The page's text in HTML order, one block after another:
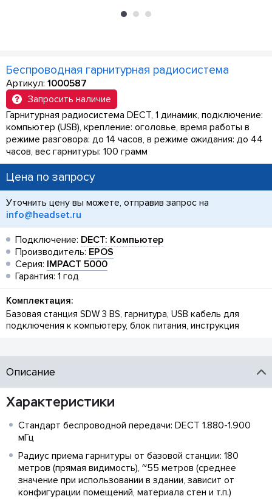
Беспроводная гарнитурная радиосистема
Артикул: 1000587
Запросить наличие
Гарнитурная радиосистема DECT, 1 динамик, подключение:
компьютер (USB), крепление: оголовье, время работы в
режиме разговора: до 14 часов, в режиме ожидания: до 44
часов, вес гарнитуры: 100 грамм
Цена по запросу
Уточнить цену вы можете, отправив запрос на
info@headset.ru
Подключение: DECT: Компьютер
Производитель: EPOS
Серия: IMPACT 5000
Гарантия: 1 год
Комплектация:
Базовая станция SDW 3 BS, гарнитура, USB кабель для
подключения к компьютеру, блок питания, инструкция
Описание
Характеристики
Стандарт беспроводной передачи: DECT 1.880-1.900
мГц
Радиус приема гарнитуры от базовой станции: 180
метров (прямая видимость), ~55 метров (среднее
значение при использовании в здании, зависит от
конфигурации помещений, материала стен и т.п.)